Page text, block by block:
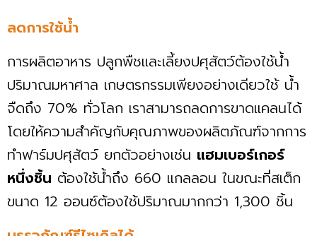
ลดการใช้น้ำ
การผลิตอาหาร ปลูกพืชและเลี้ยงปศุสัตว์ต้องใช้น้ำ
ปริมาณมหาศาล เกษตรกรรมเพียงอย่างเดียวใช้ น้ำ
จืดถึง 70% ทั่วโลก เราสามารถลดการขาดแคลนได้
โดยให้ความสำคัญกับคุณภาพของผลิตภัณฑ์จากการ
ทำฟาร์มปศุสัตว์ ยกตัวอย่างเช่น แฮมเบอร์เกอร์
หนึ่งชิ้น ต้องใช้น้ำถึง 660 แกลลอน ในขณะที่สเต็ก
ขนาด 12 ออนซ์ต้องใช้ปริมาณมากกว่า 1,300 ชิ้น